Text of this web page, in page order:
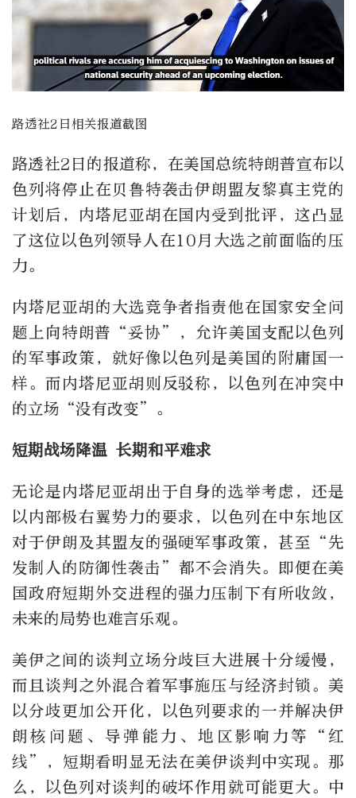
路透社2日相关报道截图
路透社2日的报道称，在美国总统特朗普宣布以
色列将停止在贝鲁特袭击伊朗盟友黎真主党的
计划后，内塔尼亚胡在国内受到批评，这凸显
了这位以色列领导人在10月大选之前面临的压
力。
内塔尼亚胡的大选竞争者指责他在国家安全问
题上向特朗普“妥协”，允许美国支配以色列
的军事政策，就好像以色列是美国的附庸国一
样。而内塔尼亚胡则反驳称，以色列在冲突中
的立场“没有改变”。
短期战场降温 长期和平难求
无论是内塔尼亚胡出于自身的选举考虑，还是
以内部极右翼势力的要求，以色列在中东地区
对于伊朗及其盟友的强硬军事政策，甚至“先
发制人的防御性袭击”都不会消失。即便在美
国政府短期外交进程的强力压制下有所收敛，
未来的局势也难言乐观。
美伊之间的谈判立场分歧巨大进展十分缓慢，
而且谈判之外混合着军事施压与经济封锁。美
以分歧更加公开化，以色列要求的一并解决伊
朗核问题、导弹能力、地区影响力等“红
线”，短期看明显无法在美伊谈判中实现。那
么，以色列对谈判的破坏作用就可能更大。中